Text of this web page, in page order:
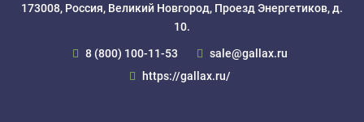
173008, Россия, Великий Новгород, Проезд Энергетиков, д.
10.
8 (800) 100-11-53
sale@gallax.ru
https://gallax.ru/